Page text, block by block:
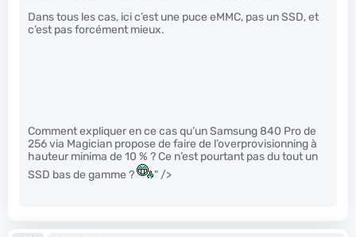
Dans tous les cas, ici c’est une puce eMMC, pas un SSD, et
c’est pas forcément mieux.
Comment expliquer en ce cas qu’un Samsung 840 Pro de
256 via Magician propose de faire de l’overprovisionning à
hauteur minima de 10 % ? Ce n’est pourtant pas du tout un
SSD bas de gamme ?
" />